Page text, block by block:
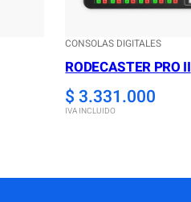
CONSOLAS DIGITALES
RODECASTER PRO II
$3.331.000
IVA INCLUIDO